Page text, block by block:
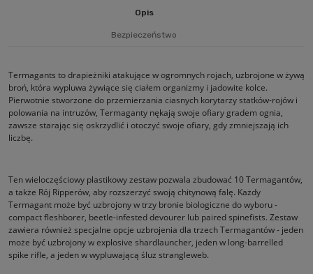
Opis
Bezpieczeństwo
Termagants to drapieżniki atakujące w ogromnych rojach, uzbrojone w żywą
broń, która wypluwa żywiące się ciałem organizmy i jadowite kolce.
Pierwotnie stworzone do przemierzania ciasnych korytarzy statków-rojów i
polowania na intruzów, Termaganty nękają swoje ofiary gradem ognia,
zawsze starając się oskrzydlić i otoczyć swoje ofiary, gdy zmniejszają ich
liczbę.
Ten wieloczęściowy plastikowy zestaw pozwala zbudować 10 Termagantów,
a także Rój Ripperów, aby rozszerzyć swoją chitynową falę. Każdy
Termagant może być uzbrojony w trzy bronie biologiczne do wyboru -
compact fleshborer, beetle-infested devourer lub paired spinefists. Zestaw
zawiera również specjalne opcje uzbrojenia dla trzech Termagantów - jeden
może być uzbrojony w explosive shardlauncher, jeden w long-barrelled
spike rifle, a jeden w wypluwającą śluz strangleweb.